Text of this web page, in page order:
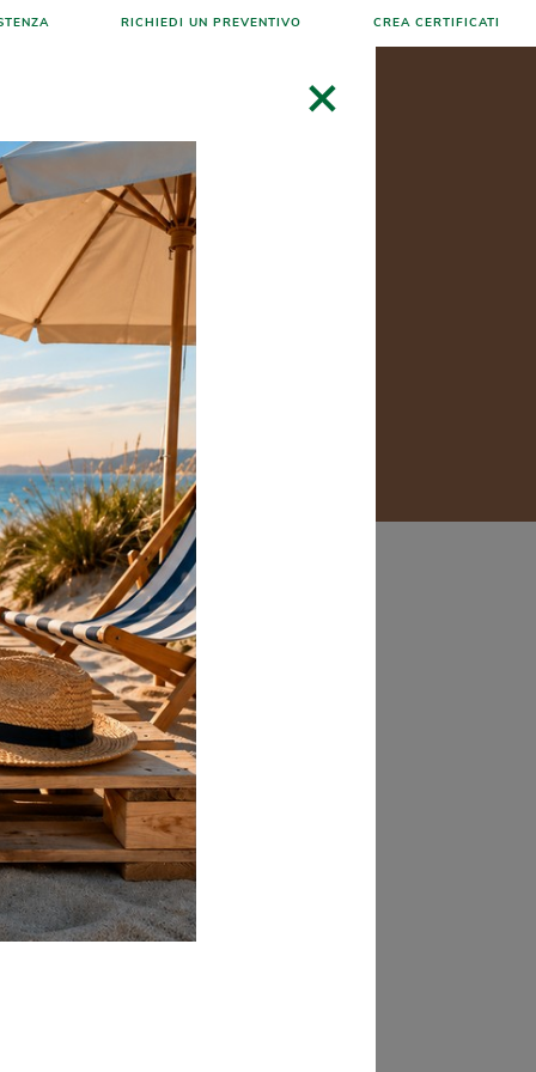
RICHIEDI UN PREVENTIVO CREA CERTIFICATI
CONTATTI
mm
800 kg
mm 800 x 600 x 132 h
Pallet 800x600 pesante HT | a 4 vie
a perdere
Tavole: abete e/o pino
Blocchetti: agglomerato pressato
Chiodi: ringed e/o liscio ribattuto
Kg 800 circa
×